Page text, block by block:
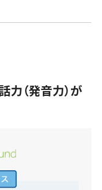
（発音力）が